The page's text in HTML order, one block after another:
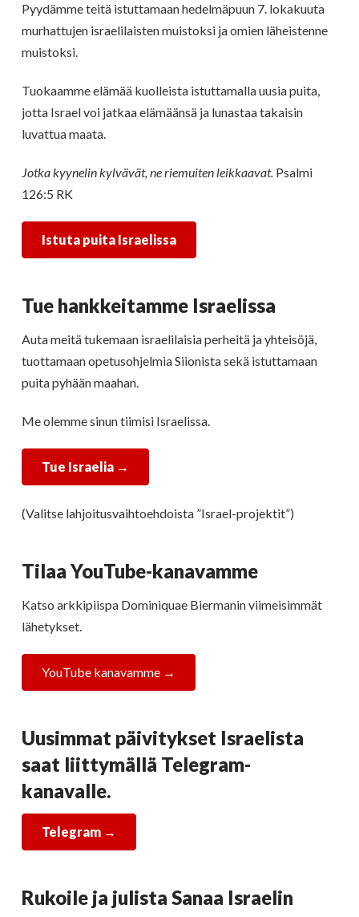
Pyydämme teitä istuttamaan hedelmäpuun 7. lokakuuta
murhattujen israelilaisten muistoksi ja omien läheistenne
muistoksi.
Tuokaamme elämää kuolleista istuttamalla uusia puita,
jotta Israel voi jatkaa elämäänsä ja lunastaa takaisin
luvattua maata.
Jotka kyynelin kylvävät, ne riemuiten leikkaavat.Psalmi
126:5 RK
Istuta puita Israelissa
Tue hankkeitamme Israelissa
Auta meitä tukemaan israelilaisia perheitä ja yhteisöjä,
tuottamaan opetusohjelmia Siionista sekä istuttamaan
puita pyhään maahan.
Me olemme sinun tiimisi Israelissa.
Tue Israelia→
(Valitse lahjoitusvaihtoehdoista ”Israel-projektit”)
Tilaa YouTube-kanavamme
Katso arkkipiispa Dominiquae Biermanin viimeisimmät
lähetykset.
YouTube kanavamme →
Uusimmat päivitykset Israelista
saat liittymällä Telegram-
kanavalle.
Telegram →
Rukoile ja julista Sanaa Israelin